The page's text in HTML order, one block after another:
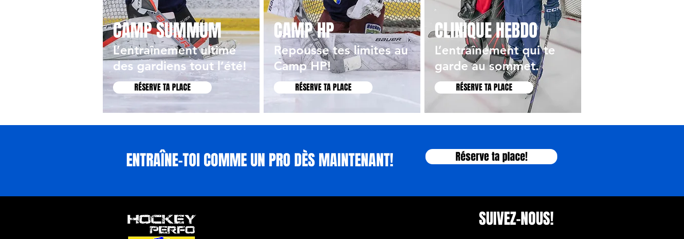
CAMP SUMMUM
L’entraînement ultime
des gardiens tout l’été!
RÉSERVE TA PLACE
CAMP HP
Repousse tes limites au
Camp HP!
RÉSERVE TA PLACE
CLINIQUE HEBDO
L’entraînement qui te
garde au sommet.
RÉSERVE TA PLACE
ENTRAÎNE-TOI COMME UN PRO DÈS MAINTENANT! Réserve ta place!
SUIVEZ-NOUS!